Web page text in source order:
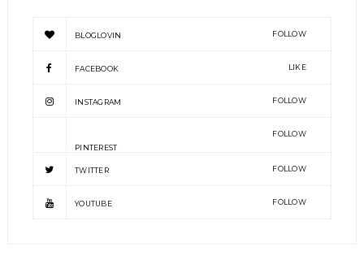
BLOGLOVIN FOLLOW
FACEBOOK LIKE
INSTAGRAM FOLLOW
PINTEREST
FOLLOW
TWITTER FOLLOW
YOUTUBE FOLLOW